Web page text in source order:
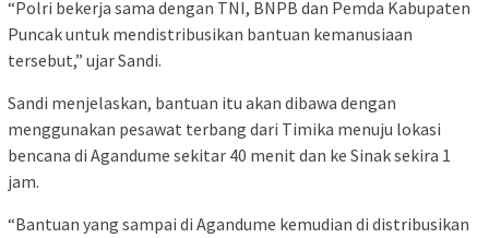
“Polri bekerja sama dengan TNI, BNPB dan Pemda Kabupaten
Puncak untuk mendistribusikan bantuan kemanusiaan
tersebut,” ujar Sandi.
Sandi menjelaskan, bantuan itu akan dibawa dengan
menggunakan pesawat terbang dari Timika menuju lokasi
bencana di Agandume sekitar 40 menit dan ke Sinak sekira 1
jam.
“Bantuan yang sampai di Agandume kemudian di distribusikan